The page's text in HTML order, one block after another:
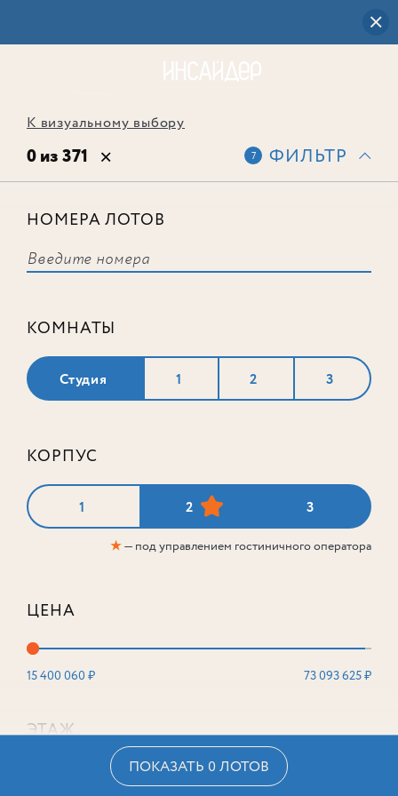
К визуальному выбору
0 из 371 7 ФИЛЬТР
НОМЕРА ЛОТОВ
КОМНАТЫ
Студия 1 2 3
КОРПУС
1 2 3
★— под управлением гостиничного оператора
ЦЕНА
15 400 060 ₽ 73 093 625 ₽
ЭТАЖ
ПОКАЗАТЬ 0 ЛОТОВ
соответствует ни одного лота